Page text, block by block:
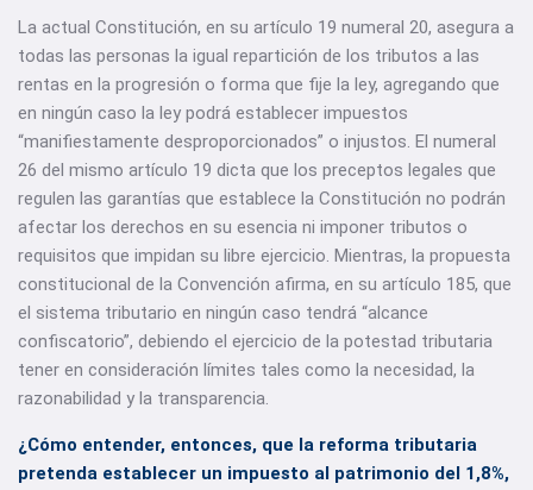
La actual Constitución, en su artículo 19 numeral 20, asegura a
todas las personas la igual repartición de los tributos a las
rentas en la progresión o forma que fije la ley, agregando que
en ningún caso la ley podrá establecer impuestos
“manifiestamente desproporcionados” o injustos. El numeral
26 del mismo artículo 19 dicta que los preceptos legales que
regulen las garantías que establece la Constitución no podrán
afectar los derechos en su esencia ni imponer tributos o
requisitos que impidan su libre ejercicio. Mientras, la propuesta
constitucional de la Convención afirma, en su artículo 185, que
el sistema tributario en ningún caso tendrá “alcance
confiscatorio”, debiendo el ejercicio de la potestad tributaria
tener en consideración límites tales como la necesidad, la
razonabilidad y la transparencia.
¿Cómo entender, entonces, que la reforma tributaria
pretenda establecer un impuesto al patrimonio del 1,8%,